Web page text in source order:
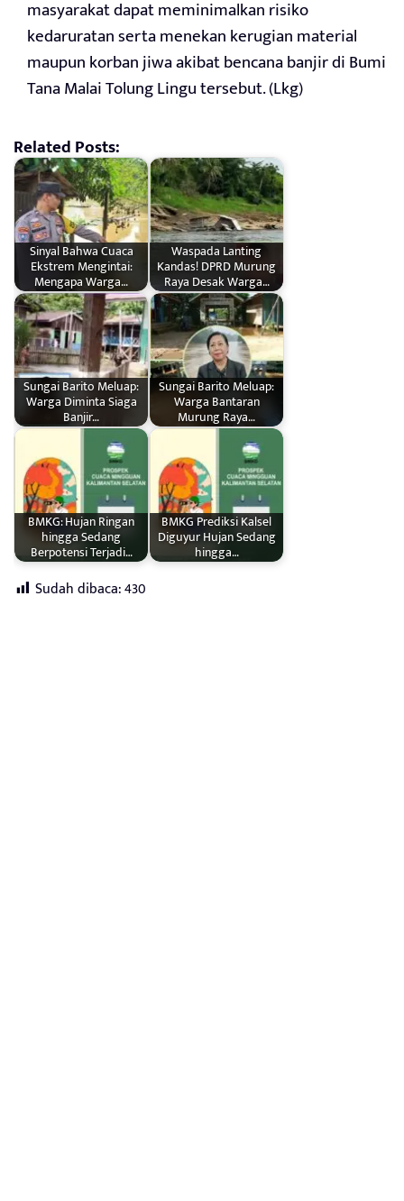
masyarakat dapat meminimalkan risiko
kedaruratan serta menekan kerugian material
maupun korban jiwa akibat bencana banjir di Bumi
Tana Malai Tolung Lingu tersebut. (Lkg)
Related Posts:
Sinyal Bahwa Cuaca
Ekstrem Mengintai:
Mengapa Warga…
Waspada Lanting
Kandas! DPRD Murung
Raya Desak Warga…
Sungai Barito Meluap:
Warga Diminta Siaga
Banjir…
Sungai Barito Meluap:
Warga Bantaran
Murung Raya…
BMKG: Hujan Ringan
hingga Sedang
Berpotensi Terjadi…
BMKG Prediksi Kalsel
Diguyur Hujan Sedang
hingga…
Sudah dibaca:430